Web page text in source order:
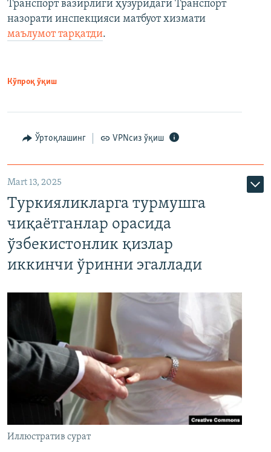
Транспорт вазирлиги ҳузуридаги Транспорт
назорати инспекцияси матбуот хизмати
маълумот тарқатди.
Кўпроқ ўқиш
Ўртоқлашинг VPNсиз ўқиш
Mart 13, 2025
Туркияликларга турмушга
чиқаётганлар орасида
ўзбекистонлик қизлар
иккинчи ўринни эгаллади
Иллюстратив сурат